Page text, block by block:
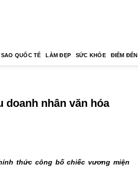
SAO QUỐC TẾ LÀM ĐẸP SỨC KHỎE ĐIỂM ĐẾN
doanh nhân văn hóa
thức công bố chiếc vương miện